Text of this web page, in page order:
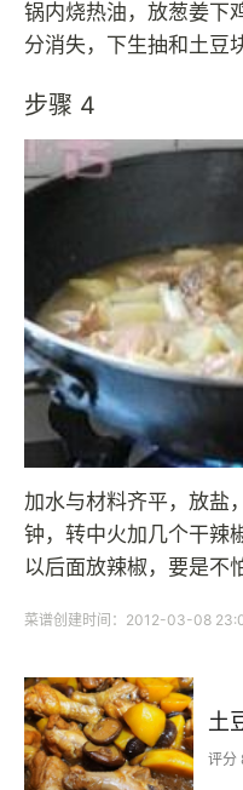
锅内烧热油，放葱姜下
分消失，下生抽和土豆
步骤 4
加水与材料齐平，放盐
钟，转中火加几个干辣
以后面放辣椒，要是不
菜谱创建时间：2012-03-08
土
评分